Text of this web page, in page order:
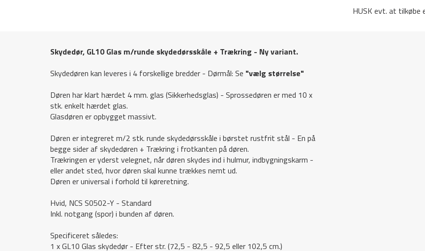
Denne hjemmeside bruger
HUSK evt. at tilkøbe
Skydedør, GL10 Glas m/runde skydedørsskåle + Trækring - Ny variant.
Skydedøren kan leveres i 4 forskellige bredder - Dørmål: Se "vælg størrelse"
Døren har klart hærdet 4 mm. glas (Sikkerhedsglas) - Sprossedøren er med 10 x
stk. enkelt hærdet glas.
Glasdøren er opbygget massivt.
Døren er integreret m/2 stk. runde skydedørsskåle i børstet rustfrit stål - En på
begge sider af skydedøren + Trækring i frotkanten på døren.
Trækringen er yderst velegnet, når døren skydes ind i hulmur, indbygningskarm -
eller andet sted, hvor døren skal kunne trækkes nemt ud.
Døren er universal i forhold til køreretning.
Hvid, NCS S0502-Y - Standard
Inkl. notgang (spor) i bunden af døren.
Specificeret således:
1 x GL10 Glas skydedør - Efter str. (72,5 - 82,5 - 92,5 eller 102,5 cm.)